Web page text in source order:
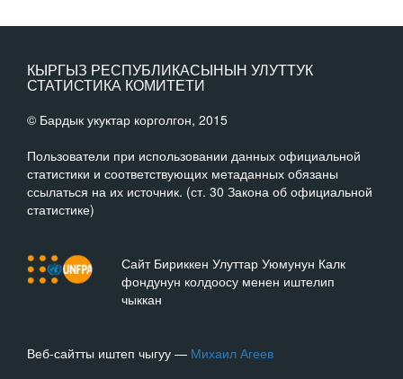
КЫРГЫЗ РЕСПУБЛИКАСЫНЫН УЛУТТУК
СТАТИСТИКА КОМИТЕТИ
© Бардык укуктар корголгон, 2015
Пользователи при использовании данных официальной
статистики и соответствующих метаданных обязаны
ссылаться на их источник. (ст. 30 Закона об официальной
статистике)
Сайт Бириккен Улуттар Уюмунун Калк
фондунун колдоосу менен иштелип
чыккан
Веб-сайтты иштеп чыгуу — Михаил Агеев